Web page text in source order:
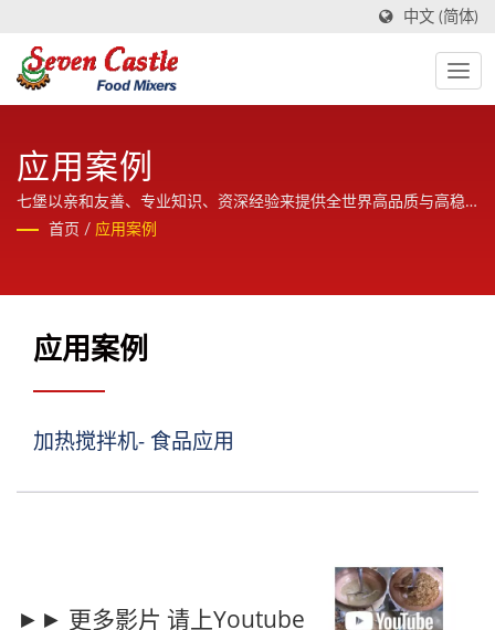
中文 (简体)
应用案例
七堡以亲和友善、专业知识、资深经验来提供全世界高品质与高稳
定性的加热搅拌机。
首页 / 应用案例
应用案例
加热搅拌机- 食品应用
►► 更多影片 请上Youtube